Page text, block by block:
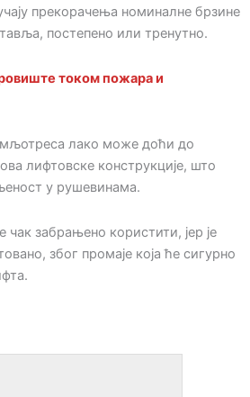
прекорачења номиналне брзине
постепено или тренутно.
током пожара и
лако може доћи до
лифтовске конструкције, што
у рушевинама.
чак забрањено користити, јер је
због промаје која ће сигурно